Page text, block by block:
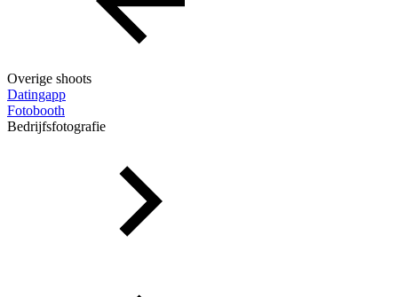
Overige shoots
Datingapp
Fotobooth
Bedrijfsfotografie